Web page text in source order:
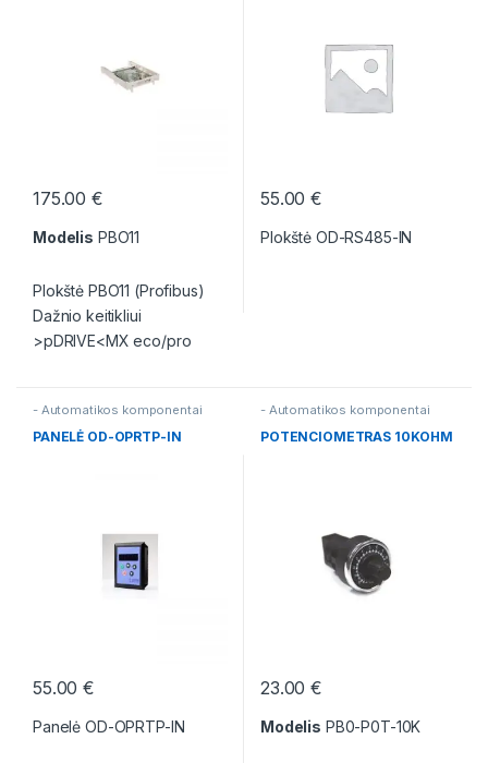
175.00€
Modelis PBO11
Plokštė PBO11 (Profibus)
Dažnio keitikliui
>pDRIVE<MX eco/pro
55.00€
Plokštė OD-RS485-IN
- Automatikos komponentai
PANELĖ OD-OPRTP-IN
55.00€
Panelė OD-OPRTP-IN
- Automatikos komponentai
POTENCIOMETRAS 10KOHM
23.00€
Modelis PB0-P0T-10K